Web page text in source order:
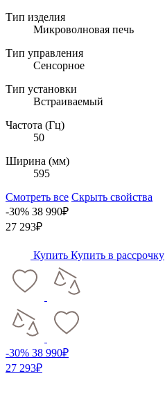
Тип изделия
Микроволновая печь
Тип управления
Сенсорное
Тип установки
Встраиваемый
Частота (Гц)
50
Ширина (мм)
595
Смотреть все Скрыть свойства
-30% 38 990₽
27 293₽
Купить Купить в рассрочку
-30% 38 990₽
27 293₽